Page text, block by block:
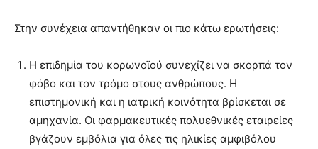
Στην συνέχεια απαντήθηκαν οι πιο κάτω ερωτήσεις:
Η επιδημία του κορωνοϊού συνεχίζει να σκορπά τον
φόβο και τον τρόμο στους ανθρώπους. Η
επιστημονική και η ιατρική κοινότητα βρίσκεται σε
αμηχανία. Οι φαρμακευτικές πολυεθνικές εταιρείες
βγάζουν εμβόλια για όλες τις ηλικίες αμφιβόλου